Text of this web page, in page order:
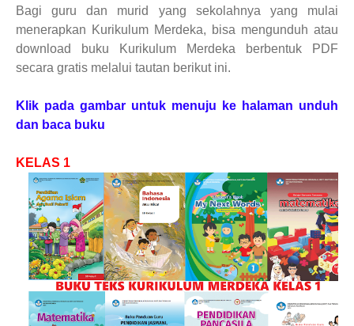
Bagi guru dan murid yang sekolahnya yang mulai
menerapkan Kurikulum Merdeka, bisa mengunduh atau
download buku Kurikulum Merdeka berbentuk PDF
secara gratis melalui tautan berikut ini.
Klik pada gambar untuk menuju ke halaman unduh
dan baca buku
KELAS 1